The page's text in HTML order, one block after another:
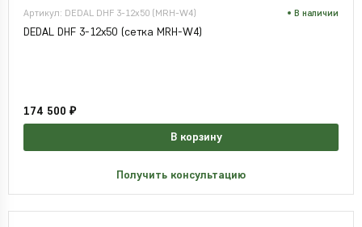
Артикул: DEDAL DHF 3-12x50 (MRH-W4) В наличии
DEDAL DHF 3-12x50 (сетка MRH-W4)
174 500 ₽
В корзину
Получить консультацию